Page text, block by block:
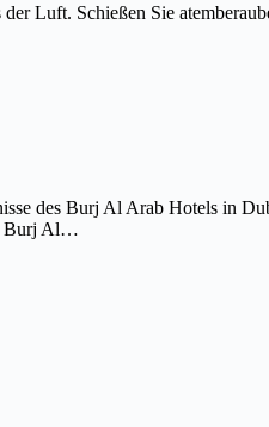
Luft. Schießen Sie
des Burj Al Arab Hotels in
Burj Al…